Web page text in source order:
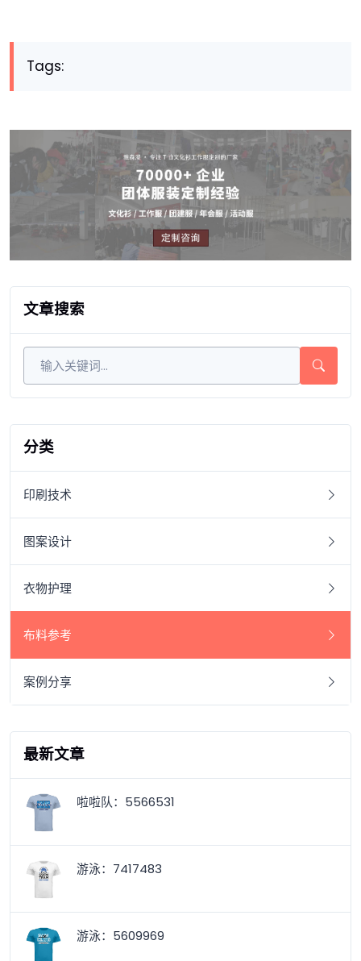
Tags:
文章搜索
分类
印刷技术
图案设计
衣物护理
布料参考
案例分享
最新文章
啦啦队：5566531
游泳：7417483
游泳：5609969